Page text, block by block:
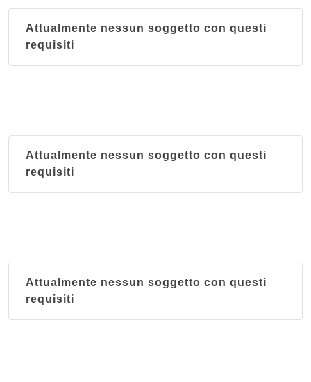
Attualmente nessun soggetto con questi
requisiti
Attualmente nessun soggetto con questi
requisiti
Attualmente nessun soggetto con questi
requisiti